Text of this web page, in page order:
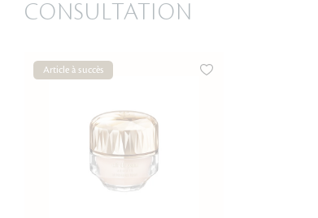
CONSULTATION
Article à succès